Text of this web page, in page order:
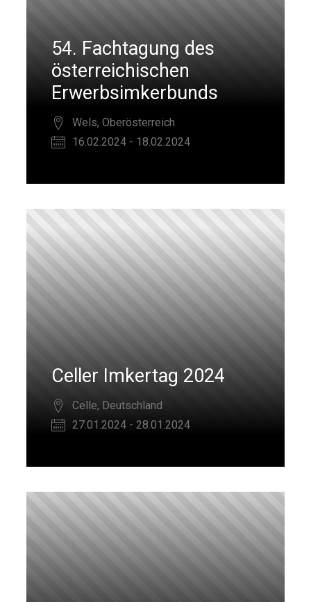
54. Fachtagung des
österreichischen
Erwerbsimkerbunds
Wels, Oberösterreich
16.02.2024 - 18.02.2024
Celler Imkertag 2024
Celle, Deutschland
27.01.2024 - 28.01.2024